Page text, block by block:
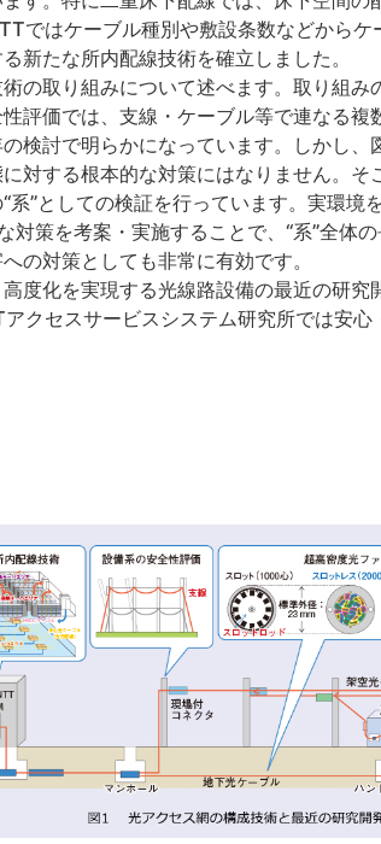
ではケーブル種別や敷設条数などから
新たな所内配線技術を確立しました。
の取り組みについて述べます。取り組
評価では、支線・ケーブル等で連なる複
検討で明らかになっています。しかし
対する根本的な対策にはなりません。
系”としての検証を行っています。実環
対策を考案・実施することで、“系”全体
の対策としても非常に有効です。
度化を実現する光線路設備の最近の研
クセスサービスシステム研究所では安